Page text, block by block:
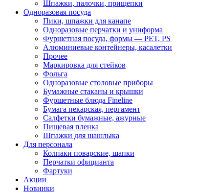
Шпажки, палочки, прищепки
Одноразовая посуда
Пики, шпажки для канапе
Одноразовые перчатки и униформа
Фуршетная посуда, формы — PET, PS
Алюминиевые контейнеры, касалетки
Прочее
Маркировка для стейков
Фольга
Одноразовые столовые приборы
Бумажные стаканы и крышки
Фуршетные блюда Fineline
Бумага пекарская, пергамент
Салфетки бумажные, ажурные
Пищевая пленка
Шпажки для шашлыка
Для персонала
Колпаки поварские, шапки
Перчатки официанта
Фартуки
Акции
Новинки